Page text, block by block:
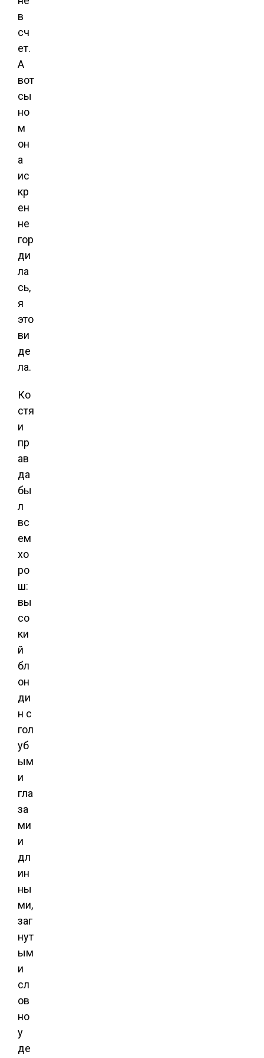
в
сч
ет.
А
вот
сы
но
м
он
а
ис
кр
ен
не
гор
ди
ла
сь,
я
это
ви
де
ла.
Ко
стя
и
пр
ав
да
бы
л
вс
ем
хо
ро
ш:
вы
со
ки
й
бл
он
ди
н с
гол
уб
ым
и
гла
за
ми
и
дл
ин
ны
ми,
заг
нут
ым
и
сл
ов
но
у
де